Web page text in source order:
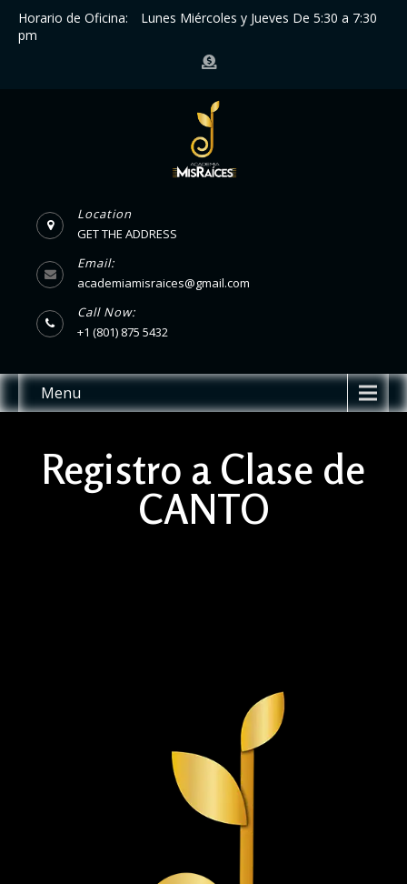
Horario de Oficina:
Lunes Miércoles y Jueves De 5:30 a 7:30
pm
Location
GET THE ADDRESS
Email:
academiamisraices@gmail.com
Call Now:
+1 (801) 875 5432
Menu
Registro a Clase de
CANTO